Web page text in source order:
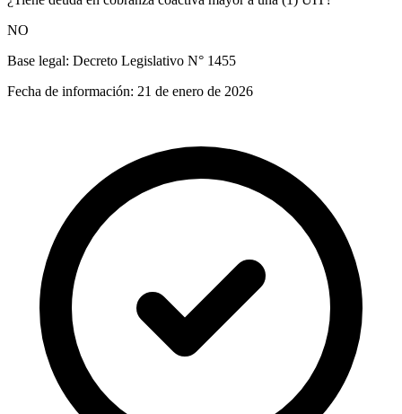
NO
Base legal: Decreto Legislativo N° 1455
Fecha de información: 21 de enero de 2026